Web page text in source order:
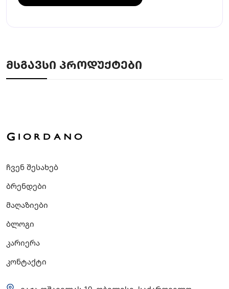
ᲛᲡᲒᲐᲕᲡᲘ ᲞᲠᲝᲓᲣᲥᲢᲔᲑᲘ
ჩვენ შესახებ
ბრენდები
მაღაზიები
ბლოგი
კარიერა
კონტაქტი